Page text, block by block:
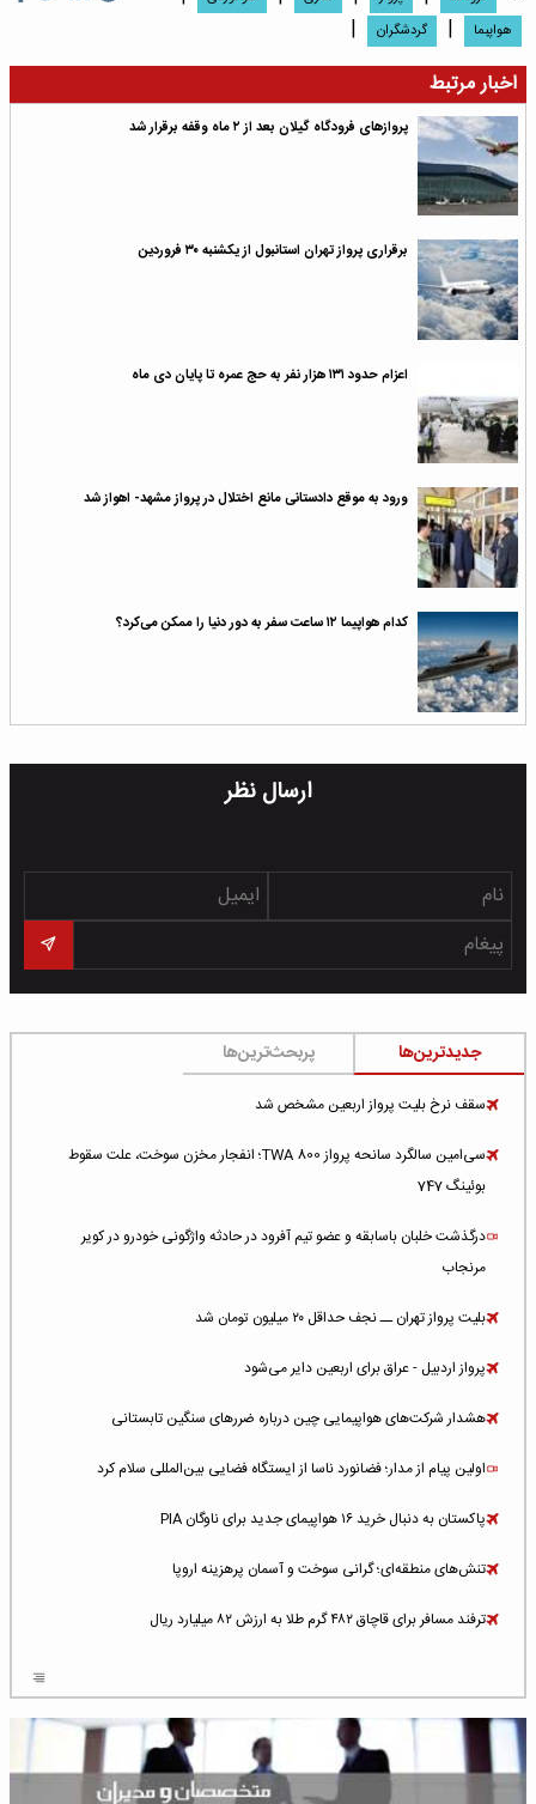
هواپبما | گردشگران
|
اخبار مرتبط
پروازهای فرودگاه گیلان بعد از ۲ ماه وقفه برقرار شد
برقراری پرواز تهران استانبول از یکشنبه ۳۰ فروردین
اعزام حدود ۱۳۱ هزار نفر به حج عمره تا پایان دی ماه
ورود به موقع دادستانی مانع اختلال در پرواز مشهد- اهواز شد
کدام هواپیما ۱۲ ساعت سفر به دور دنیا را ممکن می‌کرد؟
ارسال نظر
جدیدترین‌ها پربحث‌ترین‌ها
سقف نرخ بلیت پرواز اربعین مشخص شد
سی‌امین سالگرد سانحه پرواز TWA 800؛ انفجار مخزن سوخت، علت سقوط
بوئینگ 747
درگذشت خلبان باسابقه و عضو تیم آفرود در حادثه واژگونی خودرو در کویر
مرنجاب
بلیت پرواز تهران ــ نجف حداقل ۲۰ میلیون تومان شد
پرواز اردبیل - عراق برای اربعین دایر می‌شود
هشدار شرکت‌های هواپیمایی چین درباره ضررهای سنگین تابستانی
اولین پیام از مدار؛ فضانورد ناسا از ایستگاه فضایی بین‌المللی سلام کرد
پاکستان به دنبال خرید ۱۶ هواپیمای جدید برای ناوگان PIA
تنش‌های منطقه‌ای؛ گرانی سوخت و آسمان پرهزینه اروپا
ترفند مسافر برای قاچاق ۴۸۲ گرم طلا به ارزش ۸۲ میلیارد ریال
شلوغ‌ترین فرودگاه‌های اروپا در ۲۰۲۵: لندن، استانبول و پاریس
پخش زنده پرواز سیزدهم موشک استارشیپ اسپیس‌ایکس [جمعه ساعت ۰۱:۴۵]